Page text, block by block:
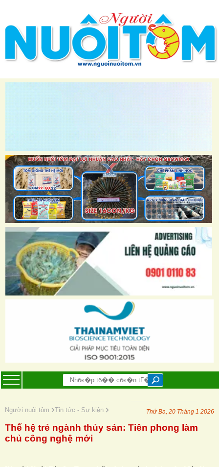
Người nuôi tôm Tin tức - Sự kiện Thứ Ba, 20 Tháng 1 2026
Thế hệ trẻ ngành thủy sản: Tiên phong làm
chủ công nghệ mới